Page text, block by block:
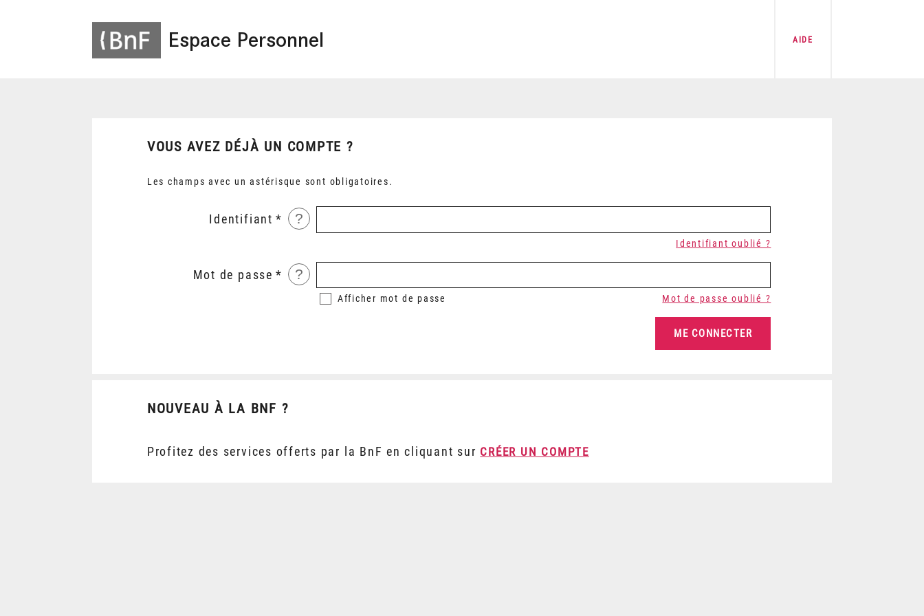
Espace Personnel AIDE
VOUS AVEZ DÉJÀ UN COMPTE ?
Les champs avec un astérisque sont obligatoires.
Identifiant ?
Identifiant oublié ?
Mot de passe ?
Afficher mot de passe Mot de passe oublié ?
NOUVEAU À LA BNF ?
Profitez des services offerts par la BnF en cliquant sur CRÉER UN COMPTE